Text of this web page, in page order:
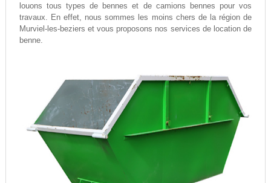
louons tous types de bennes et de camions bennes pour vos
travaux. En effet, nous sommes les moins chers de la région de
Murviel-les-beziers et vous proposons nos services de location de
benne.